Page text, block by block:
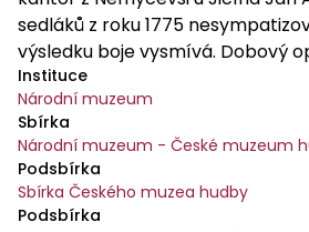
sedláků z roku 1775
výsledku boje vysmívá. Dobový
Instituce
Národní muzeum
Sbírka
Národní muzeum - České muzeum
Podsbírka
Sbírka Českého muzea hudby
Podsbírka